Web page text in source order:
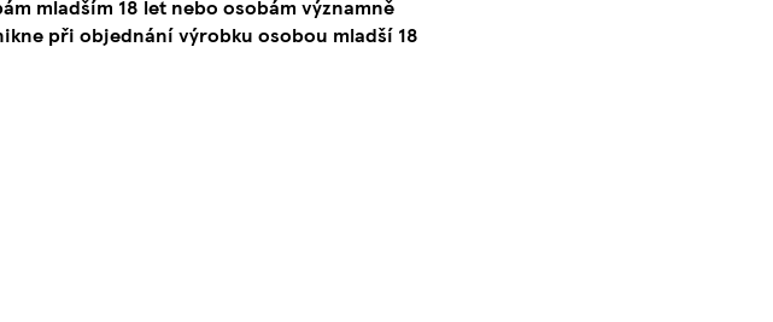
mladším 18 let nebo osobám významně
při objednání výrobku osobou mladší 18